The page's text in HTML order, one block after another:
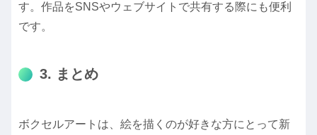
す。作品をSNSやウェブサイトで共有する際にも便利
です。
3. まとめ
ボクセルアートは、絵を描くのが好きな方にとって新